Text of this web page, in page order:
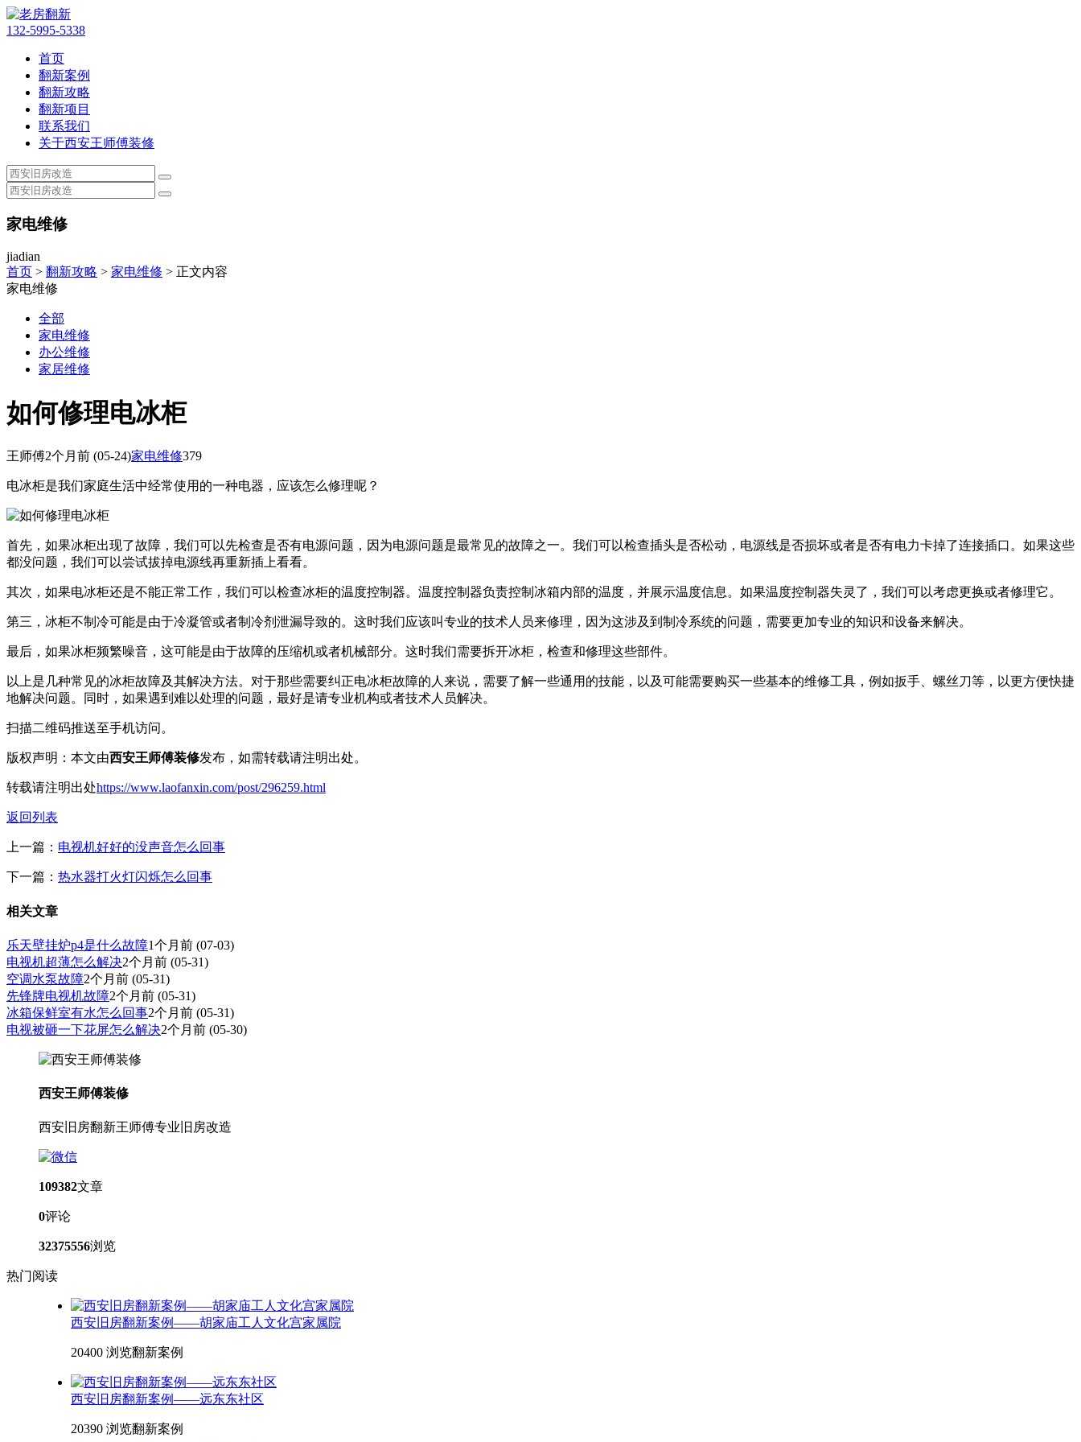
132-5995-5338
首页
翻新案例
翻新攻略
翻新项目
联系我们
关于西安王师傅装修
家电维修
jiadian
首页 > 翻新攻略 > 家电维修 > 正文内容
家电维修
全部
家电维修
办公维修
家居维修
如何修理电冰柜
王师傅2个月前 (05-24)家电维修379
电冰柜是我们家庭生活中经常使用的一种电器，应该怎么修理呢？
首先，如果冰柜出现了故障，我们可以先检查是否有电源问题，因为电源问题是最常见的故障之一。我们可以检查插头是否松动，电源线是否损坏或者是否有电力卡掉了连接插口。如果这些
都没问题，我们可以尝试拔掉电源线再重新插上看看。
其次，如果电冰柜还是不能正常工作，我们可以检查冰柜的温度控制器。温度控制器负责控制冰箱内部的温度，并展示温度信息。如果温度控制器失灵了，我们可以考虑更换或者修理它。
第三，冰柜不制冷可能是由于冷凝管或者制冷剂泄漏导致的。这时我们应该叫专业的技术人员来修理，因为这涉及到制冷系统的问题，需要更加专业的知识和设备来解决。
最后，如果冰柜频繁噪音，这可能是由于故障的压缩机或者机械部分。这时我们需要拆开冰柜，检查和修理这些部件。
以上是几种常见的冰柜故障及其解决方法。对于那些需要纠正电冰柜故障的人来说，需要了解一些通用的技能，以及可能需要购买一些基本的维修工具，例如扳手、螺丝刀等，以更方便快捷
地解决问题。同时，如果遇到难以处理的问题，最好是请专业机构或者技术人员解决。
扫描二维码推送至手机访问。
版权声明：本文由西安王师傅装修发布，如需转载请注明出处。
转载请注明出处https://www.laofanxin.com/post/296259.html
返回列表
上一篇： 电视机好好的没声音怎么回事
下一篇： 热水器打火灯闪烁怎么回事
相关文章
乐天壁挂炉p4是什么故障1个月前 (07-03)
电视机超薄怎么解决2个月前 (05-31)
空调水泵故障2个月前 (05-31)
先锋牌电视机故障2个月前 (05-31)
冰箱保鲜室有水怎么回事2个月前 (05-31)
电视被砸一下花屏怎么解决2个月前 (05-30)
西安王师傅装修
西安旧房翻新王师傅专业旧房改造
109382文章
0评论
32375556浏览
热门阅读
西安旧房翻新案例——胡家庙工人文化宫家属院
20400 浏览翻新案例
西安旧房翻新案例——远东东社区
20390 浏览翻新案例